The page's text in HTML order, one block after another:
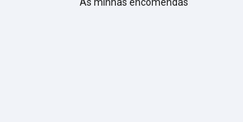
As minhas encomendas